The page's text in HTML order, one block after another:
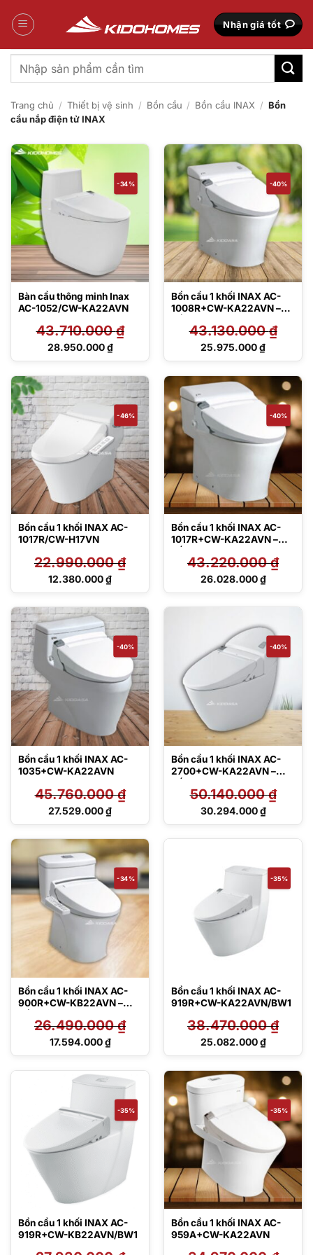
qua
Nhận giá tốt
Tìm
kiếm:
Trang chủ / Thiết bị vệ sinh / Bồn cầu / Bồn cầu INAX / Bồn
cầu nắp điện tử INAX
-34%
Bàn cầu thông minh Inax
AC-1052/CW-KA22AVN
43.710.000₫
Giá
43.710.000 ₫.
28.950.000₫
Giá
tại
là:
28.950.000 ₫.
-40%
Bồn cầu 1 khối INAX AC-
1008R+CW-KA22AVN –
43.130.000₫
Giá
43.130.000 ₫.
25.975.000₫
Giá
tại
là:
25.975.000 ₫.
-46%
Bồn cầu 1 khối INAX AC-
1017R/CW-H17VN
22.990.000₫
Giá
22.990.000 ₫.
12.380.000₫
Giá
tại
là:
12.380.000 ₫.
-40%
Bồn cầu 1 khối INAX AC-
1017R+CW-KA22AVN –
43.220.000₫
Giá
26.028.000₫
Giá
26.028.000 ₫.
-40%
Bồn cầu 1 khối INAX AC-
1035+CW-KA22AVN
45.760.000₫
Giá
45.760.000 ₫.
27.529.000₫
Giá
tại
là:
27.529.000 ₫.
-40%
Bồn cầu 1 khối INAX AC-
2700+CW-KA22AVN –
50.140.000₫
Giá
50.140.000 ₫.
30.294.000₫
Giá
30.294.000 ₫.
-34%
Bồn cầu 1 khối INAX AC-
900R+CW-KB22AVN –
26.490.000₫
Giá
26.490.000 ₫.
17.594.000₫
Giá
tại
là:
17.594.000 ₫.
-35%
Bồn cầu 1 khối INAX AC-
919R+CW-KA22AVN/BW1
38.470.000₫
Giá
38.470.000 ₫.
25.082.000₫
Giá
tại
là:
25.082.000 ₫.
-35%
Bồn cầu 1 khối INAX AC-
919R+CW-KB22AVN/BW1
-35%
Bồn cầu 1 khối INAX AC-
959A+CW-KA22AVN